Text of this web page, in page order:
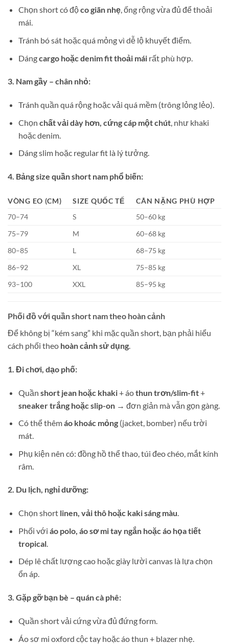
Chọn short có độco giãn nhẹ, ống rộng vừa đủ để thoải
mái.
Tránh bó sát hoặc quá mỏng vì dễ lộ khuyết điểm.
Dángcargo hoặc denim fit thoải máirất phù hợp.
3. Nam gầy – chân nhỏ:
Tránh quần quá rộng hoặc vải quá mềm (trông lỏng lẻo).
Chọn chất vải dày hơn, cứng cáp một chút, như khaki
hoặc denim.
Dáng slim hoặc regular fit là lý tưởng.
4. Bảng size quần short nam phổ biến:
VÒNG EO (CM) SIZE QUỐC TẾ
CÂN NẶNG PHÙ HỢP
70–74
S
50–60 kg
75–79
M
60–68 kg
80–85
L
68–75 kg
86–92
XL
75–85 kg
93–100
XXL 85–95 kg
Phối đồ với quần short nam theo hoàn cảnh
Để không bị “kém sang” khi mặc quần short, bạn phải hiểu
cách phối theo hoàn cảnh sử dụng.
1. Đi chơi, dạo phố:
Quần short jean hoặc khaki+ áothun trơn/slim-fit+
sneaker trắng hoặc slip-on→ đơn giản mà vẫn gọn gàng.
Có thể thêmáo khoác mỏng(jacket, bomber) nếu trời
mát.
Phụ kiện nên có: đồng hồ thể thao, túi đeo chéo, mắt kính
râm.
2. Du lịch, nghỉ dưỡng:
Chọn short linen, vải thô hoặc kaki sáng màu.
Phối với áo polo, áo sơ mi tay ngắn hoặc áo họa tiết
tropical.
Dép lê chất lượng cao hoặc giày lười canvas là lựa chọn
ổn áp.
3. Gặp gỡ bạn bè – quán cà phê:
Quần short vải cứng vừa đủ đứng form.
Áo sơ mi oxford cộc tay hoặc áo thun + blazer nhẹ.